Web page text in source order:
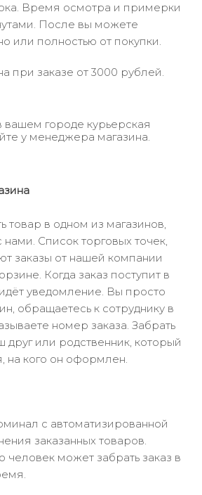
Время осмотра и примерки
После вы можете
или полностью от покупки.
при заказе от 3000 рублей.
вашем городе курьерская
у менеджера магазина.
товар в одном из магазинов,
Список торговых точек,
заказы от нашей компании
Когда заказ поступит в
уведомление. Вы просто
обращаетесь к сотруднику в
номер заказа. Забрать
друг или родственник, который
на кого он оформлен.
с автоматизированной
заказанных товаров.
человек может забрать заказ в